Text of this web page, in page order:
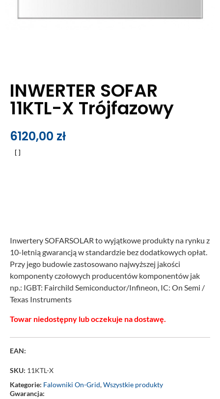
INWERTER SOFAR
11KTL-X Trójfazowy
6120,00 zł
Inwertery SOFARSOLAR to wyjątkowe produkty na rynku z
10-letnią gwarancją w standardzie bez dodatkowych opłat.
Przy jego budowie zastosowano najwyższej jakości
komponenty czołowych producentów komponentów jak
np.: IGBT: Fairchild Semiconductor/Infineon, IC: On Semi /
Texas Instruments
Towar niedostępny lub oczekuje na dostawę.
EAN:
SKU: 11KTL-X
Kategorie: Falowniki On-Grid,Wszystkie produkty
Gwarancja: